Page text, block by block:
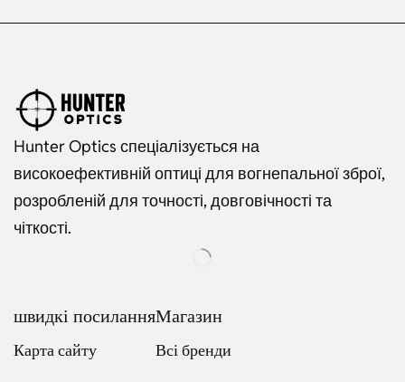
Hunter Optics спеціалізується на
високоефективній оптиці для вогнепальної зброї,
розробленій для точності, довговічності та
чіткості.
швидкі посилання
Карта сайту
Магазин
Всі бренди